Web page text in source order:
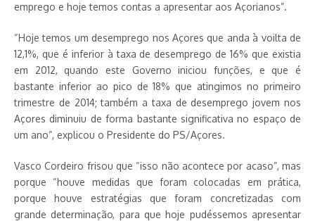
emprego e hoje temos contas a apresentar aos Açorianos”.
“Hoje temos um desemprego nos Açores que anda à voilta de
12,1%, que é inferior à taxa de desemprego de 16% que existia
em 2012, quando este Governo iniciou funções, e que é
bastante inferior ao pico de 18% que atingimos no primeiro
trimestre de 2014; também a taxa de desemprego jovem nos
Açores diminuiu de forma bastante significativa no espaço de
um ano”, explicou o Presidente do PS/Açores.
Vasco Cordeiro frisou que “isso não acontece por acaso”, mas
porque “houve medidas que foram colocadas em prática,
porque houve estratégias que foram concretizadas com
grande determinação, para que hoje pudéssemos apresentar